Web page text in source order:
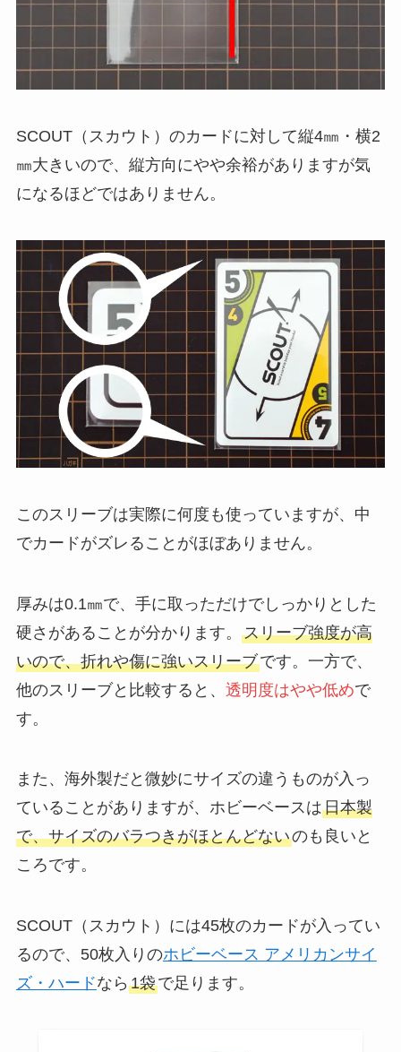
SCOUT（スカウト）のカードに対して縦4㎜・横2
㎜大きいので、縦方向にやや余裕がありますが気
になるほどではありません。
このスリーブは実際に何度も使っていますが、中
でカードがズレることがほぼありません。
厚みは0.1㎜で、手に取っただけでしっかりとした
硬さがあることが分かります。 スリーブ強度が高
いので、折れや傷に強いスリーブです。一方で、
他のスリーブと比較すると、 透明度はやや低めで
す。
また、海外製だと微妙にサイズの違うものが入っ
ていることがありますが、ホビーベースは日本製
で、サイズのバラつきがほとんどないのも良いと
ころです。
SCOUT（スカウト）には45枚のカードが入ってい
るので、50枚入りのホビーベース アメリカンサイ
ズ・ハードなら 1袋で足ります。